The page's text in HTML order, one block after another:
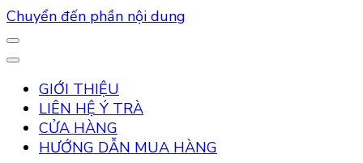
Chuyển đến phần nội dung
GIỚI THIỆU
LIÊN HỆ Ý TRÀ
CỬA HÀNG
HƯỚNG DẪN MUA HÀNG